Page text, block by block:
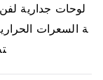
لوحات جدارية
ة السعرات